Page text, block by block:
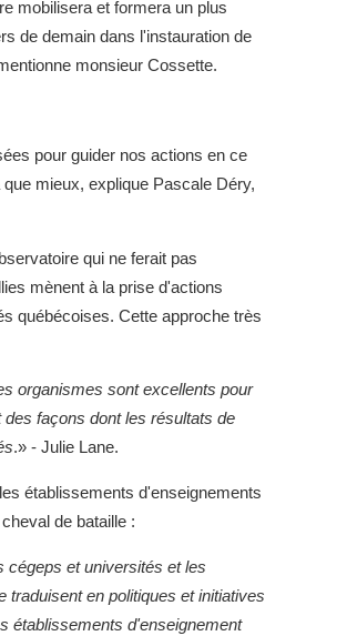
mobilisera et formera un plus
de demain dans l'instauration de
monsieur Cossette.
pour guider nos actions en ce
mieux, explique Pascale Déry,
qui ne ferait pas
mènent à la prise d'actions
québécoises. Cette approche très
organismes sont excellents pour
façons dont les résultats de
.» - Julie Lane.
établissements d'enseignements
de bataille :
cégeps et universités et les
traduisent en politiques et initiatives
établissements d'enseignement